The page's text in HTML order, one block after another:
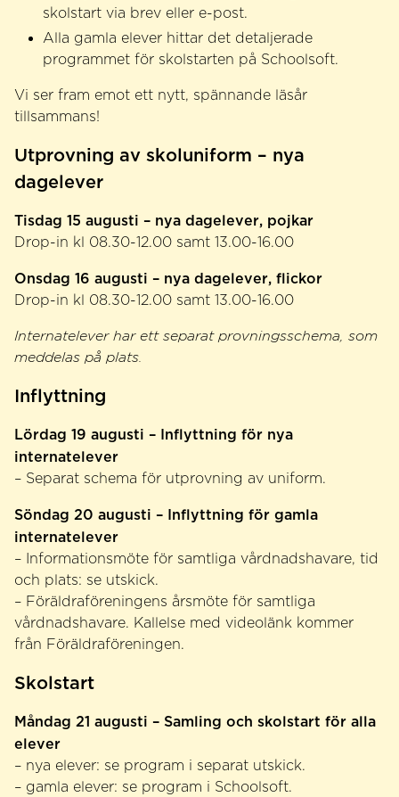
skolstart via brev eller e-post.
Alla gamla elever hittar det detaljerade
programmet för skolstarten på Schoolsoft.
Vi ser fram emot ett nytt, spännande läsår
tillsammans!
Utprovning av skoluniform – nya
dagelever
Tisdag 15 augusti – nya dagelever, pojkar
Drop-in kl 08.30-12.00 samt 13.00-16.00
Onsdag 16 augusti – nya dagelever, flickor
Drop-in kl 08.30-12.00 samt 13.00-16.00
Internatelever har ett separat provningsschema, som
meddelas på plats.
Inflyttning
Lördag 19 augusti – Inflyttning för nya
internatelever
– Separat schema för utprovning av uniform.
Söndag 20 augusti – Inflyttning för gamla
internatelever
– Informationsmöte för samtliga vårdnadshavare, tid
och plats: se utskick.
– Föräldraföreningens årsmöte för samtliga
vårdnadshavare. Kallelse med videolänk kommer
från Föräldraföreningen.
Skolstart
Måndag 21 augusti – Samling och skolstart för alla
elever
– nya elever: se program i separat utskick.
– gamla elever: se program i Schoolsoft.